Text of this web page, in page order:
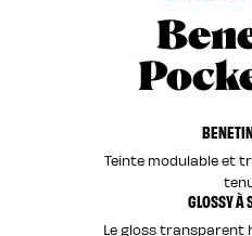
Teinte modulable et
GLOSSY À
Le gloss